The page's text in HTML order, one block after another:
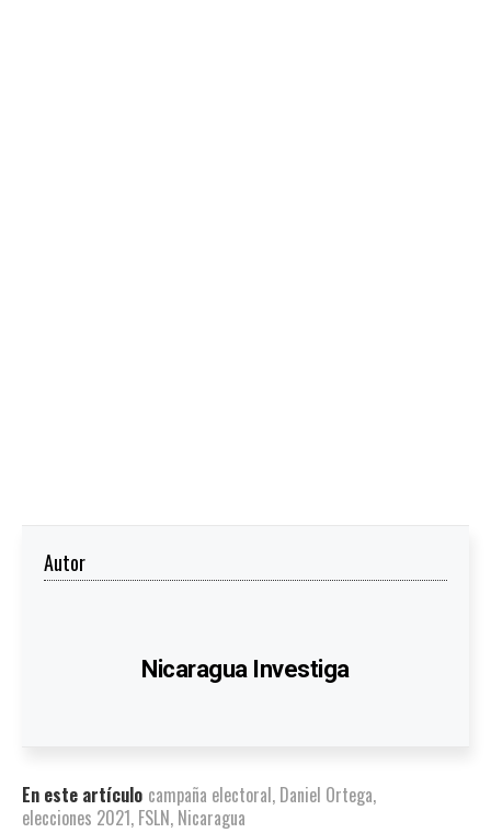
Autor
Nicaragua Investiga
En este artículo campaña electoral, Daniel Ortega,
elecciones 2021, FSLN, Nicaragua